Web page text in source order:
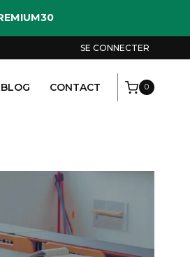
SE CONNECTER
BLOG CONTACT 0